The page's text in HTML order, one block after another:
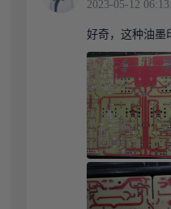
2023-05-12
好奇，这种油墨